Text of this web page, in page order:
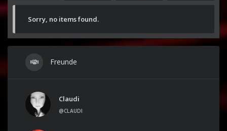
Sorry, no items found.
Freunde
Claudi
@CLAUDI